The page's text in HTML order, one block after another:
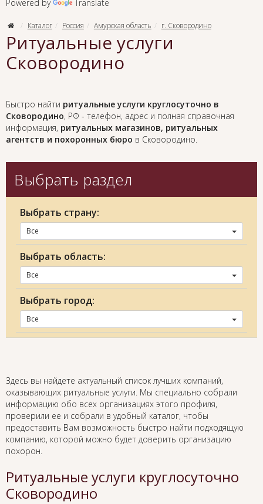
Powered by Translate
Каталог Россия Амурская область г. Сковородино
Ритуальные услуги
Сковородино
Быстро найти ритуальные услуги круглосуточно в
Сковородино, РФ - телефон, адрес и полная справочная
информация, ритуальных магазинов, ритуальных
агентств и похоронных бюро в Сковородино.
Выбрать раздел
Выбрать страну:
Все
Выбрать область:
Все
Выбрать город:
Все
Здесь вы найдете актуальный список лучших компаний,
оказывающих ритуальные услуги. Мы специально собрали
информацию обо всех организациях этого профиля,
проверили ее и собрали в удобный каталог, чтобы
предоставить Вам возможность быстро найти подходящую
компанию, которой можно будет доверить организацию
похорон.
Ритуальные услуги круглосуточно
Сковородино